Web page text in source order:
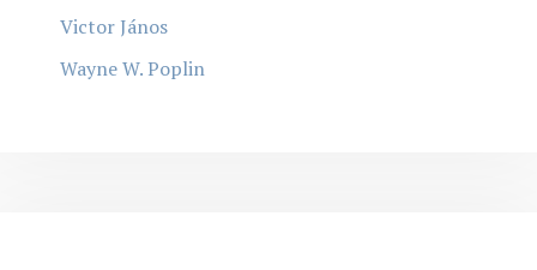
Victor János
Wayne W. Poplin